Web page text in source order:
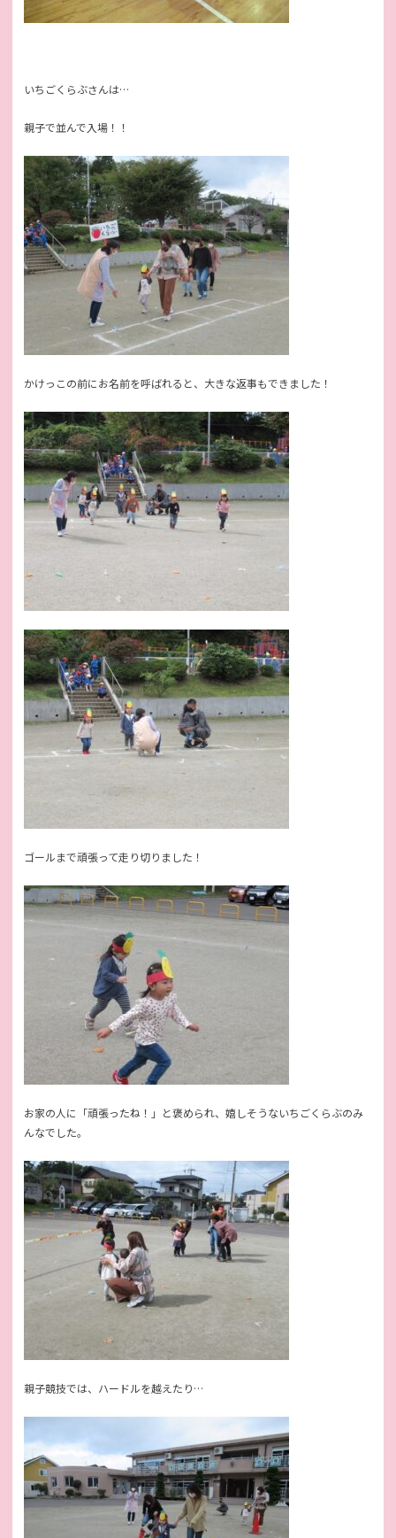
いちごくらぶさんは…
親子で並んで入場！！
かけっこの前にお名前を呼ばれると、大きな返事もできました！
ゴールまで頑張って走り切りました！
お家の人に「頑張ったね！」と褒められ、嬉しそうないちごくらぶのみ
んなでした。
親子競技では、ハードルを越えたり…